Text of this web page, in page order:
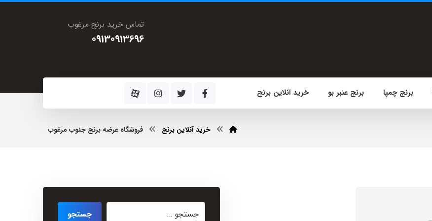
تماس خرید برنج مرغوب
09130913696
برنج چمپا برنج عنبر بو خرید آنلاین برنج
خرید آنلاین برنج فروشگاه عرضه برنج جنوب مرغوب